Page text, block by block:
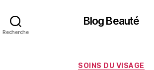
Recherche
Blog Beauté
Catégories
SOINS DU VISAGE